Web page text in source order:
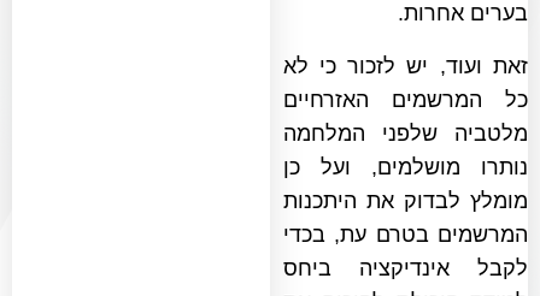
בערים אחרות.
זאת ועוד, יש לזכור כי לא
כל המרשמים האזרחיים
מלטביה שלפני המלחמה
נותרו מושלמים, ועל כן
מומלץ לבדוק את היתכנות
המרשמים בטרם עת, בכדי
לקבל אינדיקציה ביחס